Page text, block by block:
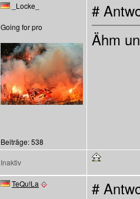
_Locke_
Going for pro
Beiträge: 538
#
Ähm
Inaktiv
TeQu!La
#